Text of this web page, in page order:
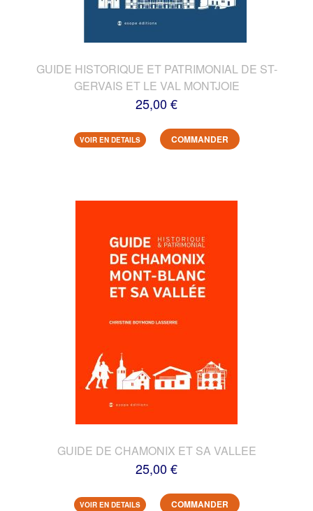
GUIDE HISTORIQUE ET PATRIMONIAL DE ST-
GERVAIS ET LE VAL MONTJOIE
25,00 €
VOIR EN DETAILS COMMANDER
GUIDE DE CHAMONIX ET SA VALLEE
25,00 €
VOIR EN DETAILS COMMANDER